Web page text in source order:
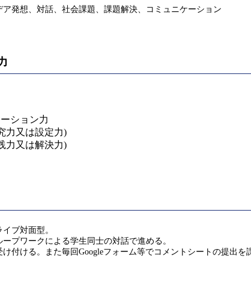
発想、対話、社会課題、課題解決、コミュニケーション
ション力
力又は設定力)
力又は解決力)
ブ対面型。
プワークによる学生同士の対話で進める。
付ける。また毎回Googleフォーム等でコメントシートの提出